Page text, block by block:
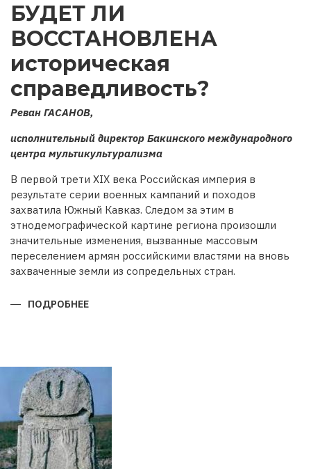
БУДЕТ ЛИ
ВОССТАНОВЛЕНА
историческая
справедливость?
Реван ГАСАНОВ,
исполнительный директор Бакинского международного
центра мультикультурализма
В первой трети XIX века Российская империя в
результате серии военных кампаний и походов
захватила Южный Кавказ. Следом за этим в
этнодемографической картине региона произошли
значительные изменения, вызванные массовым
переселением армян российскими властями на вновь
захваченные земли из сопредельных стран.
ПОДРОБНЕЕ